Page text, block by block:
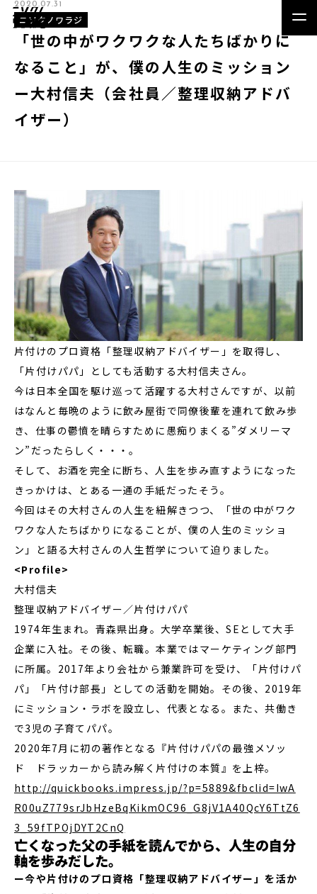
「世の中がワクワクな人たちばかりに
なること」が、僕の人生のミッション
ー大村信夫（会社員／整理収納アドバ
イザー）
2020.07.31
ニソクノワラジ
片付けのプロ資格「整理収納アドバイザー」を取得し、
「片付けパパ」としても活動する大村信夫さん。
今は日本全国を駆け巡って活躍する大村さんですが、以前
はなんと毎晩のように飲み屋街で同僚後輩を連れて飲み歩
き、仕事の鬱憤を晴らすために愚痴りまくる”ダメリーマ
ン”だったらしく・・・。
そして、お酒を完全に断ち、人生を歩み直すようになった
きっかけは、とある一通の手紙だったそう。
今回はその大村さんの人生を紐解きつつ、「世の中がワク
ワクな人たちばかりになることが、僕の人生のミッショ
ン」と語る大村さんの人生哲学について迫りました。
<Profile>
大村信夫
整理収納アドバイザー／片付けパパ
1974年生まれ。青森県出身。大学卒業後、SEとして大手
企業に入社。その後、転職。本業ではマーケティング部門
に所属。2017年より会社から兼業許可を受け、「片付けパ
パ」「片付け部長」としての活動を開始。その後、2019年
にミッション・ラボを設立し、代表となる。また、共働き
で3児の子育てパパ。
2020年7月に初の著作となる『片付けパパの最強メソッ
ド ドラッカーから読み解く片付けの本質』を上梓。
http://quickbooks.impress.jp/?p=5889&fbclid=IwA
R00uZ779srJbHzeBqKikmOC96_G8jV1A40QcY6TtZ6
3_59fTPOjDYT2CnQ
亡くなった父の手紙を読んでから、人生の自分
軸を歩みだした。
ー今や片付けのプロ資格「整理収納アドバイザー」を活か